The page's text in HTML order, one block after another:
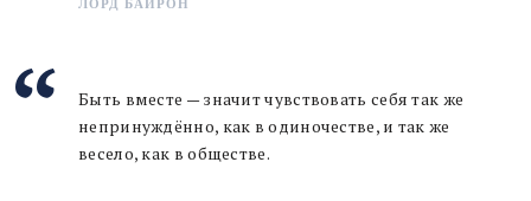
ЛОРД БАЙРОН
Быть вместе — значит чувствовать себя так же
непринуждённо, как в одиночестве, и так же
весело, как в обществе.